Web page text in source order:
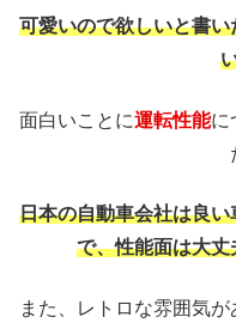
可愛いので欲しいと書
面白いことに運転性能に
日本の自動車会社は良
で、性能面は大
また、レトロな雰囲気